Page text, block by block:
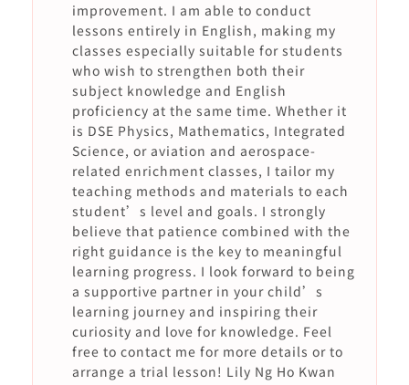
improvement. I am able to conduct
lessons entirely in English, making my
classes especially suitable for students
who wish to strengthen both their
subject knowledge and English
proficiency at the same time. Whether it
is DSE Physics, Mathematics, Integrated
Science, or aviation and aerospace-
related enrichment classes, I tailor my
teaching methods and materials to each
student’s level and goals. I strongly
believe that patience combined with the
right guidance is the key to meaningful
learning progress. I look forward to being
a supportive partner in your child’s
learning journey and inspiring their
curiosity and love for knowledge. Feel
free to contact me for more details or to
arrange a trial lesson! Lily Ng Ho Kwan